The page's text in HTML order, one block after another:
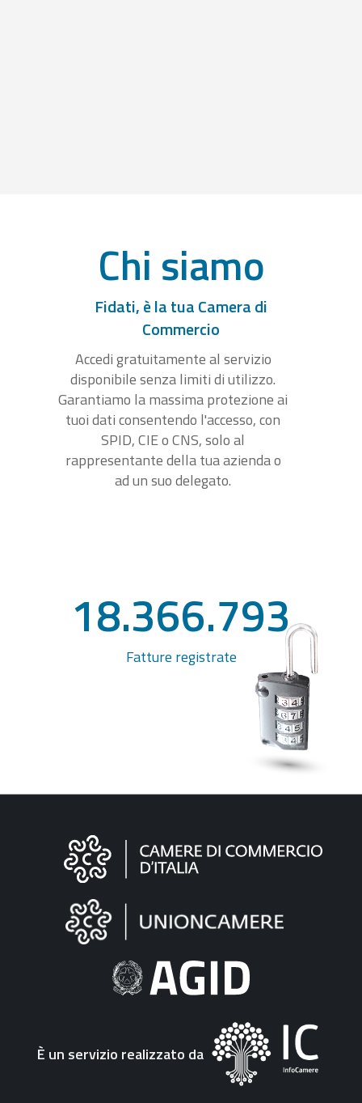
Chi siamo
Fidati, è la tua Camera di
Commercio
Accedi gratuitamente al servizio
disponibile senza limiti di utilizzo.
Garantiamo la massima protezione ai
tuoi dati consentendo l'accesso, con
SPID, CIE o CNS, solo al
rappresentante della tua azienda o
ad un suo delegato.
18.366.793
Fatture registrate
Informazioni
"Fattura
Elettronica"
È un servizio realizzato da